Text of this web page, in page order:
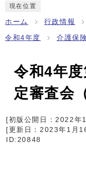
現在位置
ホーム 行政情報
令和4年度 介護保
令和4年
定審査会
[初版公開日：2022年
[更新日： 2023年1月
ID:20848